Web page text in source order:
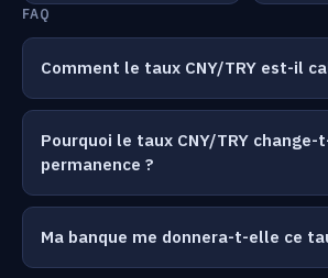
FAQ
Comment le taux CNY/TRY est-il
Pourquoi le taux CNY/TRY change-
permanence ?
Ma banque me donnera-t-elle ce